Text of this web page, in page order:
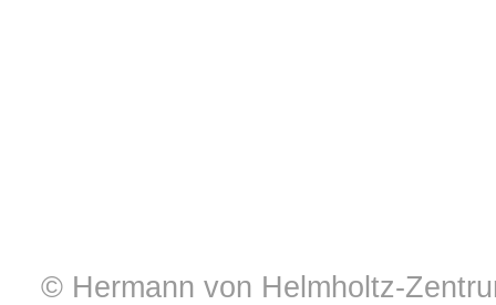
© Hermann von Helmholtz-